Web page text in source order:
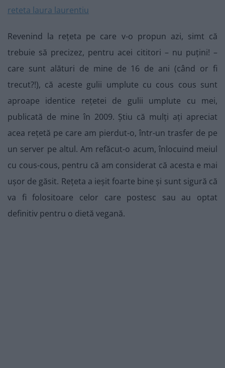
Revenind la rețeta pe care v-o propun azi, simt că
trebuie să precizez, pentru acei cititori – nu puțini! –
care sunt alături de mine de 16 de ani (când or fi
trecut?!), că aceste gulii umplute cu cous cous sunt
aproape identice rețetei de gulii umplute cu mei,
publicată de mine în 2009. Știu că mulți ați apreciat
acea rețetă pe care am pierdut-o, într-un trasfer de pe
un server pe altul. Am refăcut-o acum, înlocuind meiul
cu cous-cous, pentru că am considerat că acesta e mai
ușor de găsit. Rețeta a ieșit foarte bine și sunt sigură că
va fi folositoare celor care postesc sau au optat
definitiv pentru o dietă vegană.